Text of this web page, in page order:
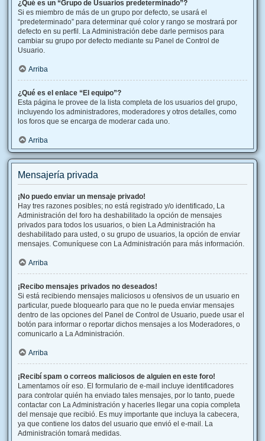
¿Qué es un “Grupo de Usuarios predeterminado”?
Si es miembro de más de un grupo por defecto, se usará el
“predeterminado” para determinar qué color y rango se mostrará por
defecto en su perfil. La Administración debe darle permisos para
cambiar su grupo por defecto mediante su Panel de Control de
Usuario.
Arriba
¿Qué es el enlace “El equipo”?
Esta página le provee de la lista completa de los usuarios del grupo,
incluyendo los administradores, moderadores y otros detalles, como
los foros que se encarga de moderar cada uno.
Arriba
Mensajería privada
¡No puedo enviar un mensaje privado!
Hay tres razones posibles; no está registrado y/o identificado, La
Administración del foro ha deshabilitado la opción de mensajes
privados para todos los usuarios, o bien La Administración ha
deshabilitado para usted, o su grupo de usuarios, la opción de enviar
mensajes. Comuníquese con La Administración para más información.
Arriba
¡Recibo mensajes privados no deseados!
Si está recibiendo mensajes maliciosos u ofensivos de un usuario en
particular, puede bloquearlo para que no le pueda enviar mensajes
dentro de las opciones del Panel de Control de Usuario, puede usar el
botón para informar o reportar dichos mensajes a los Moderadores, o
comunicarlo a La Administración.
Arriba
¡Recibí spam o correos maliciosos de alguien en este foro!
Lamentamos oír eso. El formulario de e-mail incluye identificadores
para controlar quién ha enviado tales mensajes, por lo tanto, puede
contactar con La Administración y hacerles llegar una copia completa
del mensaje que recibió. Es muy importante que incluya la cabecera,
ya que contiene los datos del usuario que envió el e-mail. La
Administración tomará medidas.